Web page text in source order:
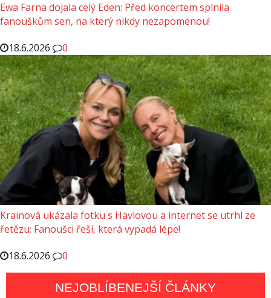
Ewa Farna dojala celý Eden: Před koncertem splnila
fanouškům sen, na který nikdy nezapomenou!
18.6.2026
0
Krainová ukázala fotku s Havlovou a internet se utrhl ze
řetězu: Fanoušci řeší, která vypadá lépe!
18.6.2026
0
NEJOBLÍBENEJŠÍ ČLÁNKY